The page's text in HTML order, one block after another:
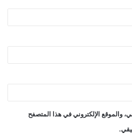
والموقع الإلكتروني في هذا المتصفح